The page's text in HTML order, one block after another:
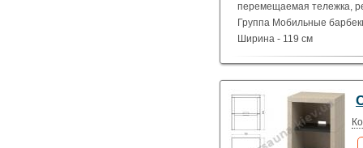
перемещаемая тележка,
Группа Мобильные
Ширина - 119 см
Высота - 102 см